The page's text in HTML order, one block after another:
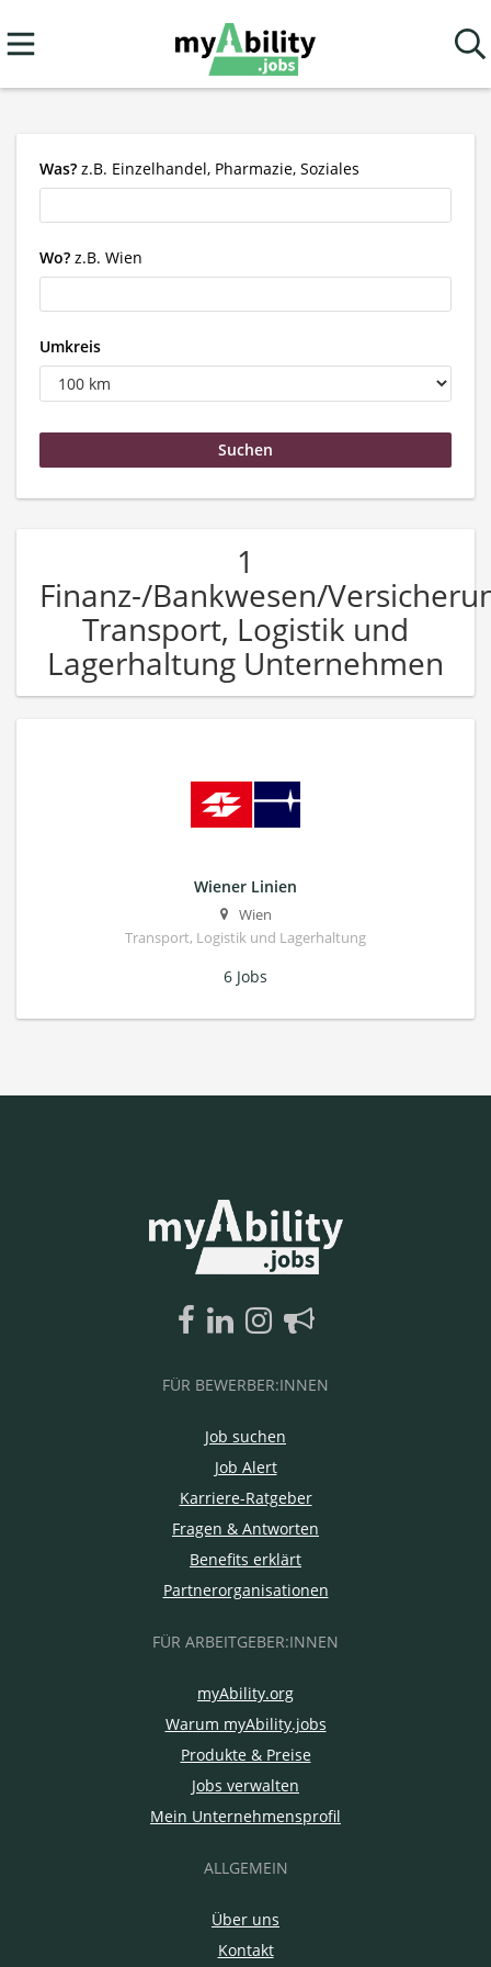
Was? z.B. Einzelhandel, Pharmazie, Soziales
Wo? z.B. Wien
Umkreis
1
Finanz-/Bankwesen/
Transport, Logistik und
Lagerhaltung Unternehmen
Wiener Linien
Wien
Transport, Logistik und Lagerhaltung
6 Jobs
FÜR BEWERBER:INNEN
Job suchen
Job Alert
Karriere-Ratgeber
Fragen & Antworten
Benefits erklärt
Partnerorganisationen
FÜR ARBEITGEBER:INNEN
myAbility.org
Warum myAbility.jobs
Produkte & Preise
Jobs verwalten
Mein Unternehmensprofil
ALLGEMEIN
Über uns
Kontakt